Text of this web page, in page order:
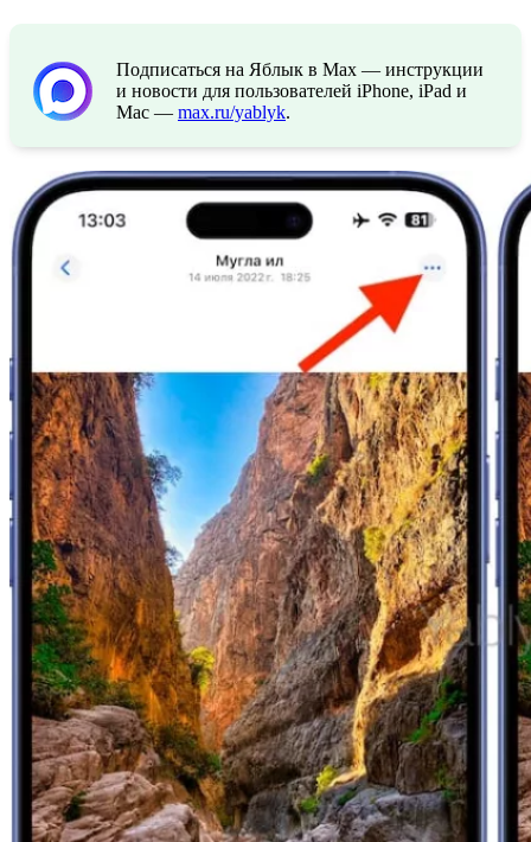
Подписаться на Яблык в Max — инструкции
и новости для пользователей iPhone, iPad и
Mac — max.ru/yablyk.